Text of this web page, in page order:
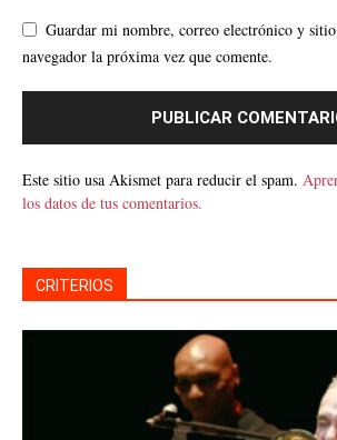
Guardar mi nombre, correo electrónico y sitio
navegador la próxima vez que comente.
Este sitio usa Akismet para reducir el spam.
los datos de tus comentarios.
CRITERIOS